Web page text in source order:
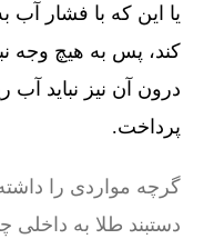
یا این که با فشار
کند، پس به هیچ وجه
درون آن نیز نباید
پرداخت.
گرچه مواردی را
دستبند طلا به داخلی